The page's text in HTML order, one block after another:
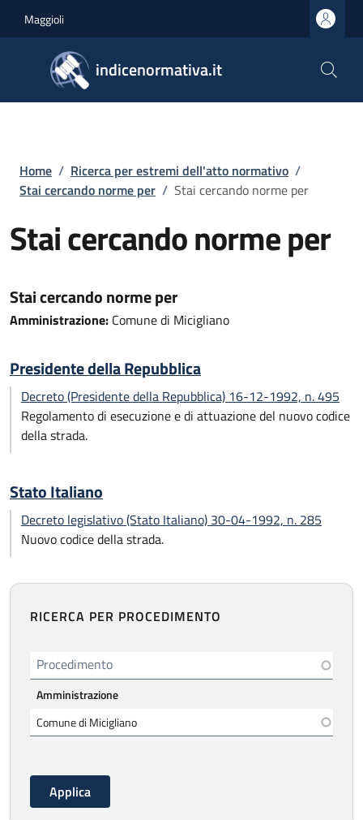
Maggioli
indicenormativa.it
Briciole di pane
Home / Ricerca per estremi dell'atto normativo /
Stai cercando norme per / Stai cercando norme per
Stai cercando norme per
Stai cercando norme per
Amministrazione: Comune di Micigliano
Presidente della Repubblica
Decreto (Presidente della Repubblica) 16-12-1992, n. 495
Regolamento di esecuzione e di attuazione del nuovo codice
della strada.
Stato Italiano
Decreto legislativo (Stato Italiano) 30-04-1992, n. 285
Nuovo codice della strada.
RICERCA PER PROCEDIMENTO
Procedimento
Amministrazione